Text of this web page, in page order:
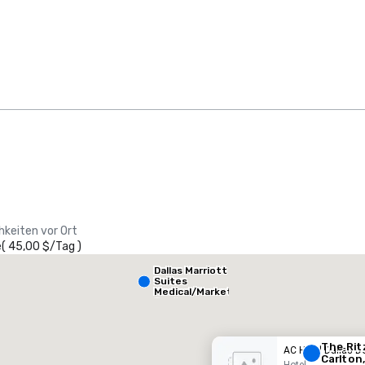
vor Ort
( 45,00 $/Tag )
AC Hotel Dallas
The
Ctr - Love
Field
Dallas Marriott
Suites
Medical/Market